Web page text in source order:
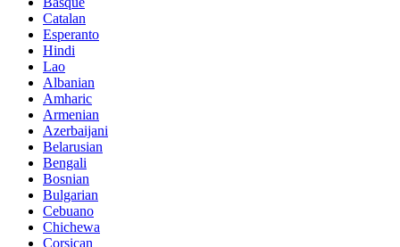
Catalan
Esperanto
Hindi
Lao
Albanian
Amharic
Armenian
Azerbaijani
Belarusian
Bengali
Bosnian
Bulgarian
Cebuano
Chichewa
Corsican